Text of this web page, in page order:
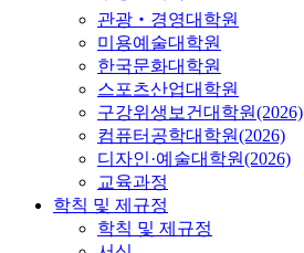
관광‧경영대학원
미용예술대학원
한국문화대학원
스포츠산업대학원
구강위생보건대학원(2026)
컴퓨터공학대학원(2026)
디자인·예술대학원(2026)
교육과정
학칙 및 제규정
학칙 및 제규정